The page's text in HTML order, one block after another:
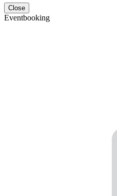
Close
Eventbooking